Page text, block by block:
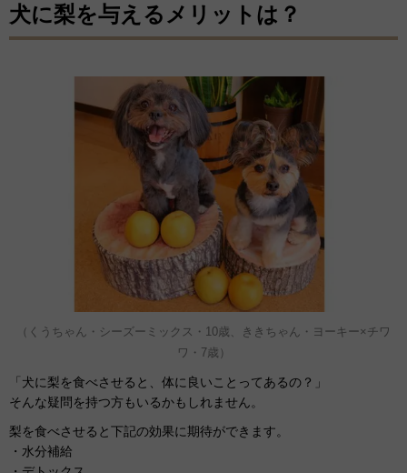
犬に梨を与えるメリットは？
（くうちゃん・シーズーミックス・10歳、ききちゃん・ヨーキー×チワ
ワ・7歳）
「犬に梨を食べさせると、体に良いことってあるの？」
そんな疑問を持つ方もいるかもしれません。
梨を食べさせると下記の効果に期待ができます。
・水分補給